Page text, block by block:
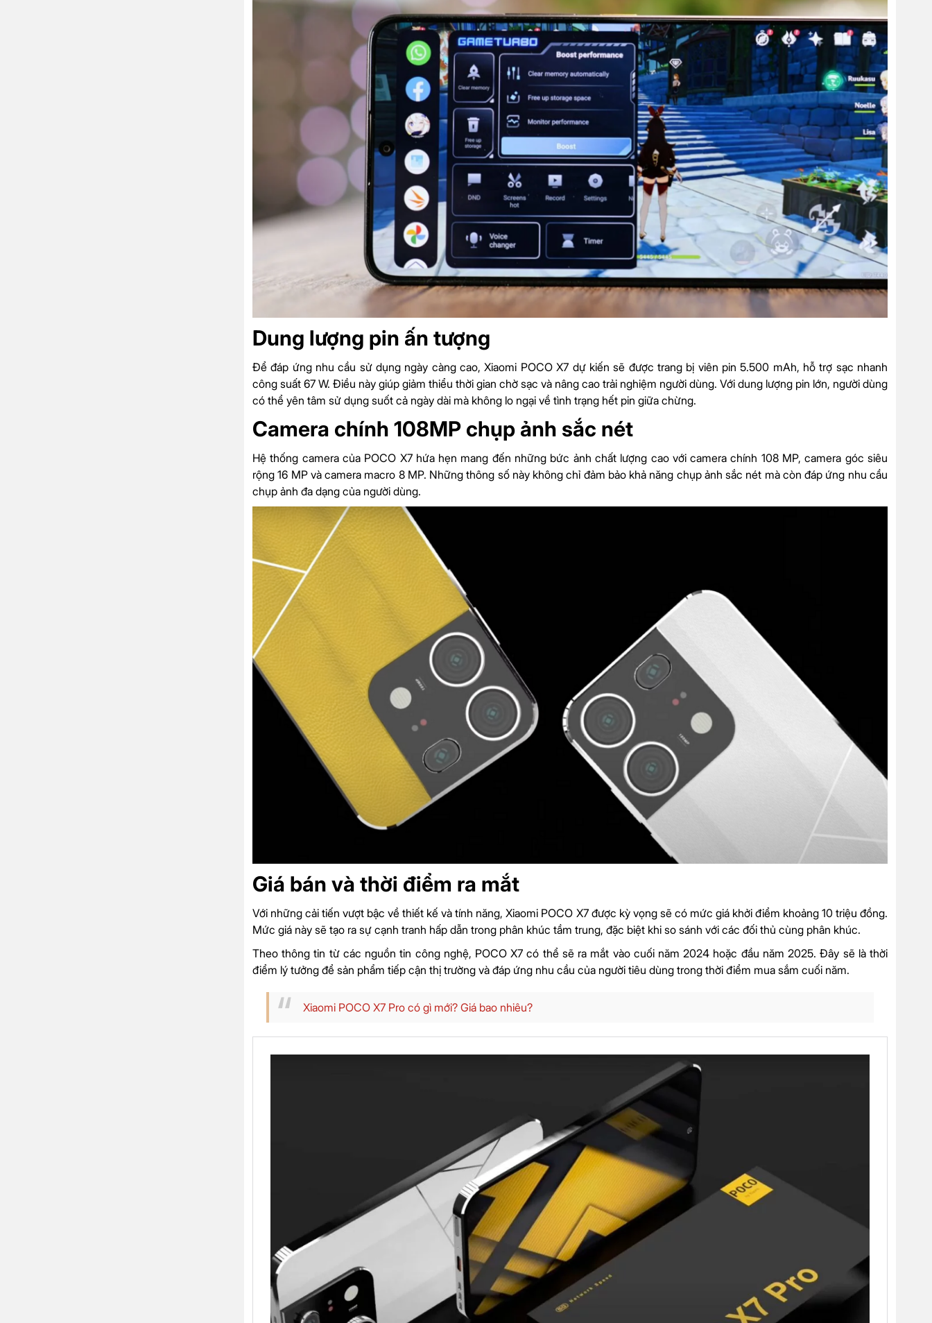
Dung lượng pin ấn tượng
Để đáp ứng nhu cầu sử dụng ngày càng cao, Xiaomi POCO X7 dự kiến sẽ được trang bị viên pin 5.500 mAh, hỗ trợ sạc nhanh
công suất 67 W. Điều này giúp giảm thiểu thời gian chờ sạc và nâng cao trải nghiệm người dùng. Với dung lượng pin lớn, người dùng
có thể yên tâm sử dụng suốt cả ngày dài mà không lo ngại về tình trạng hết pin giữa chừng.
Camera chính 108MP chụp ảnh sắc nét
Hệ thống camera của POCO X7 hứa hẹn mang đến những bức ảnh chất lượng cao với camera chính 108 MP, camera góc siêu
rộng 16 MP và camera macro 8 MP. Những thông số này không chỉ đảm bảo khả năng chụp ảnh sắc nét mà còn đáp ứng nhu cầu
chụp ảnh đa dạng của người dùng.
Giá bán và thời điểm ra mắt
Với những cải tiến vượt bậc về thiết kế và tính năng, Xiaomi POCO X7 được kỳ vọng sẽ có mức giá khởi điểm khoảng 10 triệu đồng.
Mức giá này sẽ tạo ra sự cạnh tranh hấp dẫn trong phân khúc tầm trung, đặc biệt khi so sánh với các đối thủ cùng phân khúc.
Theo thông tin từ các nguồn tin công nghệ, POCO X7 có thể sẽ ra mắt vào cuối năm 2024 hoặc đầu năm 2025. Đây sẽ là thời
điểm lý tưởng để sản phẩm tiếp cận thị trường và đáp ứng nhu cầu của người tiêu dùng trong thời điểm mua sắm cuối năm.
Xiaomi POCO X7 Pro có gì mới? Giá bao nhiêu?